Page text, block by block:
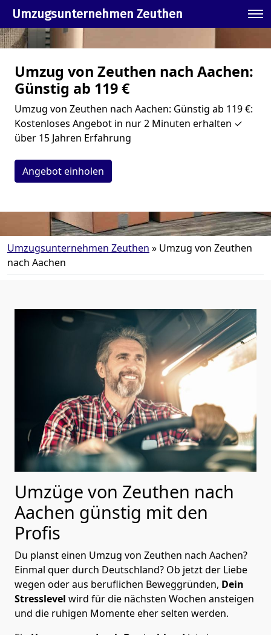
Umzugsunternehmen Zeuthen
Umzug von Zeuthen nach Aachen:
Günstig ab 119 €
Umzug von Zeuthen nach Aachen: Günstig ab 119 €:
Kostenloses Angebot in nur 2 Minuten erhalten ✓
über 15 Jahren Erfahrung
Angebot einholen
Umzugsunternehmen Zeuthen » Umzug von Zeuthen
nach Aachen
Umzüge von Zeuthen nach
Aachen günstig mit den
Profis
Du planst einen Umzug von Zeuthen nach Aachen?
Einmal quer durch Deutschland? Ob jetzt der Liebe
wegen oder aus beruflichen Beweggründen, Dein
Stresslevel wird für die nächsten Wochen ansteigen
und die ruhigen Momente eher selten werden.